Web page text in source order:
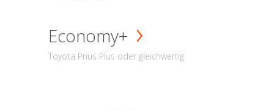
Economy+
Toyota Prius Plus oder gleichwertig